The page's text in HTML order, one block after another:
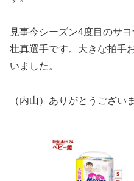
見事今シーズン4度目のサ
壮真選手です。大きな拍手
いました。
（内山）ありがとうござい